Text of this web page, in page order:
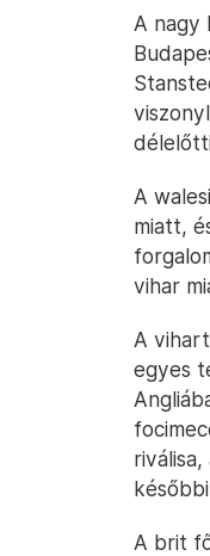
A nagy
A
miatt,
vihar
A
egyes
A brit